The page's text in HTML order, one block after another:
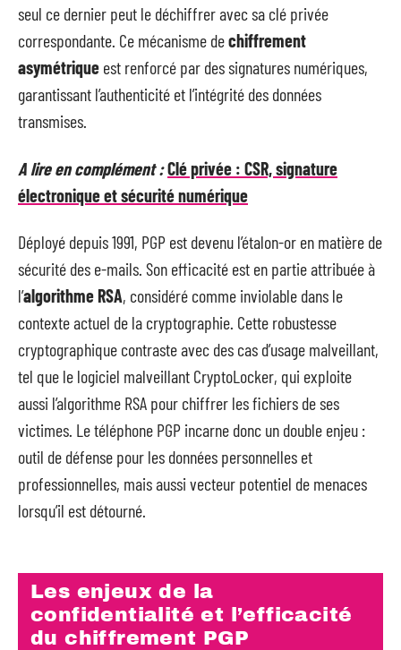
seul ce dernier peut le déchiffrer avec sa clé privée
correspondante. Ce mécanisme dechiffrement
asymétrique est renforcé par des signatures numériques,
garantissant l’authenticité et l’intégrité des données
transmises.
A lire en complément :Clé privée : CSR, signature
électronique et sécurité numérique
Déployé depuis 1991, PGP est devenu l’étalon-or en matière de
sécurité des e-mails. Son efficacité est en partie attribuée à
l’algorithme RSA, considéré comme inviolable dans le
contexte actuel de la cryptographie. Cette robustesse
cryptographique contraste avec des cas d’usage malveillant,
tel que le logiciel malveillant CryptoLocker, qui exploite
aussi l’algorithme RSA pour chiffrer les fichiers de ses
victimes. Le téléphone PGP incarne donc un double enjeu :
outil de défense pour les données personnelles et
professionnelles, mais aussi vecteur potentiel de menaces
lorsqu’il est détourné.
Les enjeux de la
confidentialité et l’efficacité
du chiffrement PGP